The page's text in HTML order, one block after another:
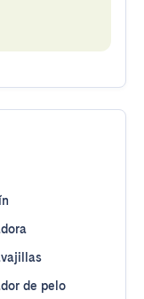
de pelo